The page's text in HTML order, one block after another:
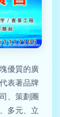
優質的廣
表著品牌
、策劃團
多元、立